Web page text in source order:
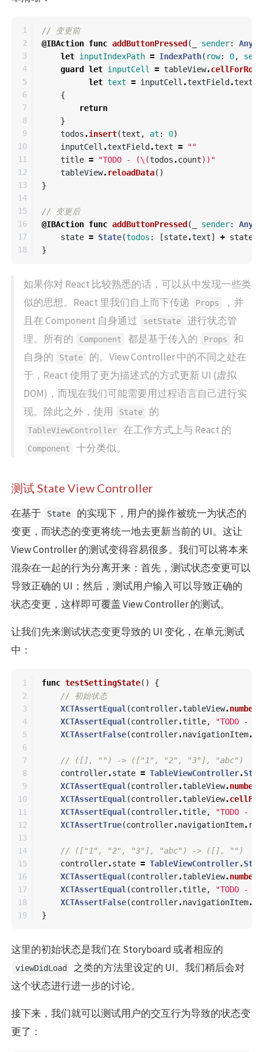
1
2
3
4
5
6
7
8
9
10
11
12
13
14
15
16
17
// 变更前
@IBAction func addButtonPressed ( sender: Any
let inputIndexPath = IndexPath( row: 0,
guard
let inputCell = tableView.cellForRow
let text = inputCell .textField .text
{
return
}
todos .insert(text , at : 0)
inputCell .textField .text =
""
title = "TODO - (\(todos .count) )"
tableView. reloadData()
}
// 变更后
@IBAction func addButtonPressed ( sender: Any
state = State(todos : [state.text] + state
}
如果你对 React 比较熟悉的话，可以从中发现一些类
似的思想。React 里我们自上而下传递
Props
，并
且在 Component 自身通过
setState
进行状态管
理。所有的
Component 都是基于传入的 Props
和
自身的
State
的。View Controller 中的不同之处在
于，React 使用了更为描述式的方式更新 UI (虚拟
DOM)，而现在我们可能需要用过程语言自己进行实
现。除此之外，使用
State 的
TableViewController 在工作方式上与 React 的
Component 十分类似。
测试 State View Controller
在基于 State
的实现下，用户的操作被统一为状态的
变更，而状态的变更将统一地去更新当前的 UI。这让
View Controller 的测试变得容易很多。我们可以将本来
混杂在一起的行为分离开来：首先，测试状态变更可以
导致正确的 UI；然后，测试用户输入可以导致正确的
状态变更，这样即可覆盖 View Controller 的测试。
让我们先来测试状态变更导致的 UI 变化，在单元测试
中：
1
2
3
4
5
6
7
8
9
10
11
12
13
14
15
16
17
18
func testSettingState()
{
// 初始状态
XCTAssertEqual (controller.tableView.
XCTAssertEqual (controller.title,
"TODO -
XCTAssertFalse(controller.navigationItem.
// ([], "") -> (["1", "2", "3"], "abc")
controller.state = TableViewController.
XCTAssertEqual (controller.tableView.
XCTAssertEqual (controller.tableView.
XCTAssertEqual (controller.title,
"TODO -
XCTAssertTrue(controller.navigationItem.
// (["1", "2", "3"], "abc") -> ([], "")
controller.state = TableViewController.
XCTAssertEqual (controller.tableView.
XCTAssertEqual (controller.title,
"TODO -
XCTAssertFalse(controller.navigationItem.
}
这里的初始状态是我们在 Storyboard 或者相应的
viewDidLoad
之类的方法里设定的 UI。我们稍后会对
这个状态进行进一步的讨论。
接下来，我们就可以测试用户的交互行为导致的状态变
更了：